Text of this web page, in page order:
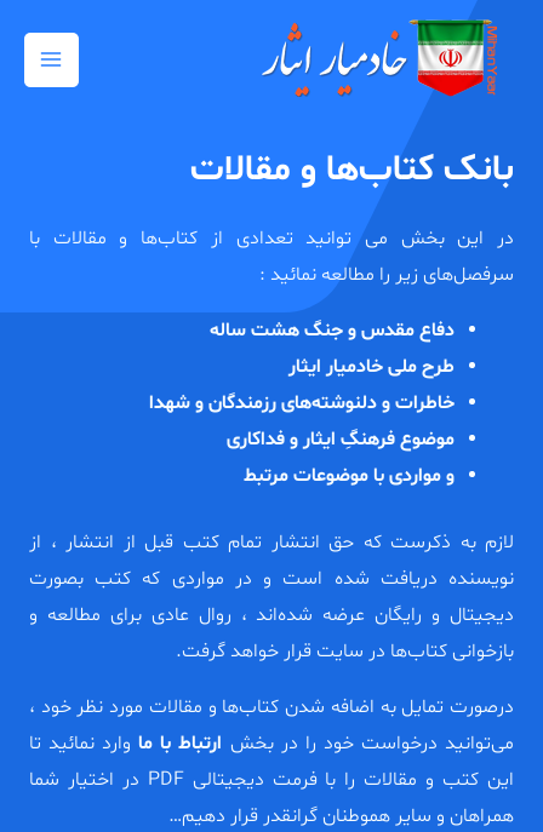
بانک کتاب‌ها و مقالات
در این بخش می توانید تعدادی از کتاب‌ها و مقالات با
سرفصل‌های زیر را مطالعه نمائید :
دفاع مقدس و جنگ هشت ساله
طرح ملی خادمیار ایثار
خاطرات و دلنوشته‌های رزمندگان و شهدا
موضوع فرهنگِ ایثار و فداکاری
و مواردی با موضوعات مرتبط
لازم به ذکرست که حق انتشار تمام کتب قبل از انتشار ، از
نویسنده دریافت شده است و در مواردی که کتب بصورت
دیجیتال و رایگان عرضه شده‌اند ، روال عادی برای مطالعه و
بازخوانی کتاب‌ها در سایت قرار خواهد گرفت.
درصورت تمایل به اضافه شدن کتاب‌ها و مقالات مورد نظر خود ،
می‌توانید درخواست خود را در بخش ارتباط با ما وارد نمائید تا
این کتب و مقالات را با فرمت دیجیتالی PDF در اختیار شما
همراهان و سایر هموطنان گرانقدر قرار دهیم…